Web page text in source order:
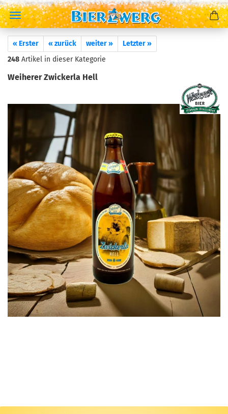
« Erster « zurück weiter »
Letzter »
248 Artikel in dieser Kategorie
Weiherer Zwickerla Hell